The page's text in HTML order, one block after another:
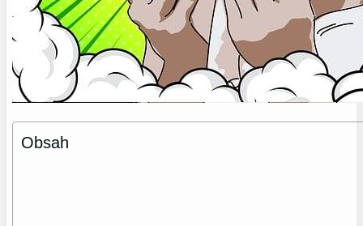
Obsah